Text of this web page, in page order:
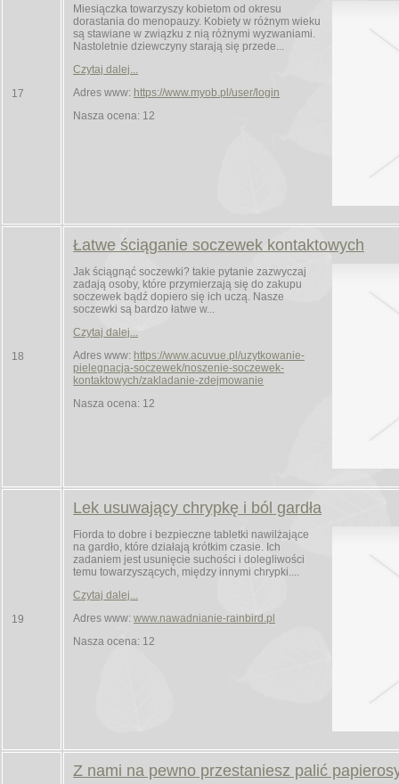
17
Miesiączka towarzyszy kobietom od okresu
dorastania do menopauzy. Kobiety w różnym wieku
są stawiane w związku z nią różnymi wyzwaniami.
Nastoletnie dziewczyny starają się przede...
Czytaj dalej...
Adres www: https://www.myob.pl/user/login
Nasza ocena: 12
18
Łatwe ściąganie soczewek kontaktowych
Jak ściągnąć soczewki? takie pytanie zazwyczaj
zadają osoby, które przymierzają się do zakupu
soczewek bądź dopiero się ich uczą. Nasze
soczewki są bardzo łatwe w...
Czytaj dalej...
Adres www: https://www.acuvue.pl/uzytkowanie-
pielegnacja-soczewek/noszenie-soczewek-
kontaktowych/zakladanie-zdejmowanie
Nasza ocena: 12
19
Lek usuwający chrypkę i ból gardła
Fiorda to dobre i bezpieczne tabletki nawilżające
na gardło, które działają krótkim czasie. Ich
zadaniem jest usunięcie suchości i dolegliwości
temu towarzyszących, między innymi chrypki....
Czytaj dalej...
Adres www: www.nawadnianie-rainbird.pl
Nasza ocena: 12
Z nami na pewno przestaniesz palić